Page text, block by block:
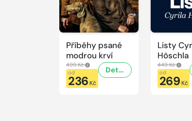
Příběhy psané
modrou krví
499 Kč
od
236 Kč
Detail
Listy
Höschla
449 Kč
od
269 Kč